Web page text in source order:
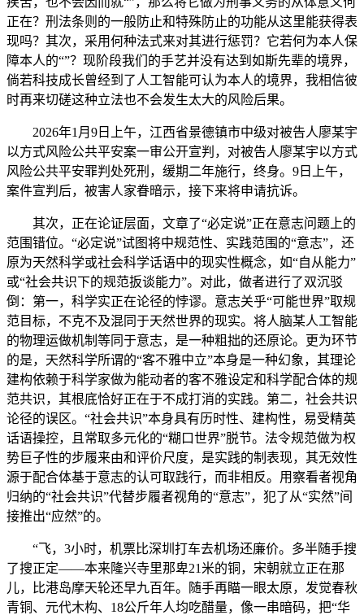
正在？刑法条则的一般防止和特殊防止的功能从这里能获得表
现吗？其次，采用何种法式来对其进行惩罚？它若何为本人保
障本人的“”？现阶段我们的手艺并没有达到如斯先辈的境界，
倘若科技成长曾经到了人工智能可认为本人的境界，我相信彼
时再来切磋这种立法也不会发生太大的风险后果。
2026年1月9日上午，江西省景德镇市中级对被告人廖某宇
以方式风险公共平安案一审公开宣判，对被告人廖某宇以方式
风险公共平安罪判处死刑，缓期二年施行，终身。9日上午，
案件宣判后，被害人家眷暗示，接下来将申请抗诉。
其次，正在论证层面，文章了“必定说”正在意志问题上的
范围错位。“必定说”试图将中规范性、实践范围的“意志”，还
原为天然科学或社会科学话语中的现实性概念，如“自从能力”
或“社会共识下的规范扳谈能力”。对此，做者进行了双沉驳
倒：第一，科学实正在论径的悖谬。意志关乎“可能世界”取规
范目标，不克不及混同于天然世界的现实。将人脑某人工智能
的物理运做机制等同于意志，是一种粗拙的还原论。更为环节
的是，天然科学所谓的“客不雅中立”本身是一种幻象，其理论
建构依赖于科学家做为能动者的客不雅设定和科学配合体的规
范共识，其根底恰好正在于不成打消的实践。第二，社会共识
论径的误区。“社会共识”本身具有历时性、建构性，易受精英
话语操控，且常取多元化的“糊口世界”脱节。法令规范做为权
势巨子性的步履来由和评价尺度，是实践的制表现，其无效性
源于配合体基于意志的认可取践行，而非相反。用察看者视角
归纳的“社会共识”代替步履者视角的“意志”，犯了从“实然”间
接推出“应然”的。
“飞，3小时，机票比深圳打车去机场还廉价。多半随手搜
了搜正定——本来隆兴寺里那卑21米的铜，宋朝就立正在那
儿，比港岛摩天轮还早九百年。随手再瞄一眼太原，发觉春秋
青铜、元代木构、18公斤年人均吃醋量，像一串暗码，把“华